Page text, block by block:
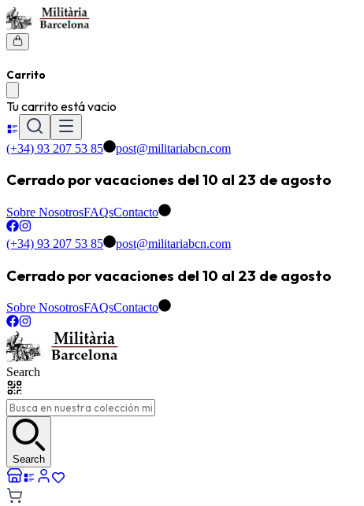
Carrito
Tu carrito está vacio
(+34) 93 207 53 85 post@militariabcn.com
Cerrado por vacaciones del 10 al 23 de agosto
Sobre NosotrosFAQsContacto
(+34) 93 207 53 85 post@militariabcn.com
Cerrado por vacaciones del 10 al 23 de agosto
Sobre NosotrosFAQsContacto
Search
Search